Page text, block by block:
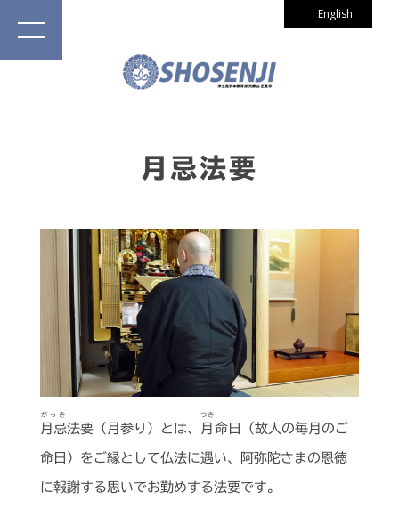
English
月忌法要
月忌
がっき
法要（月参り）とは、 月
つき
命日（故人の毎月のご
命日）をご縁として仏法に遇い、阿弥陀さまの恩徳
に報謝する思いでお勤めする法要です。